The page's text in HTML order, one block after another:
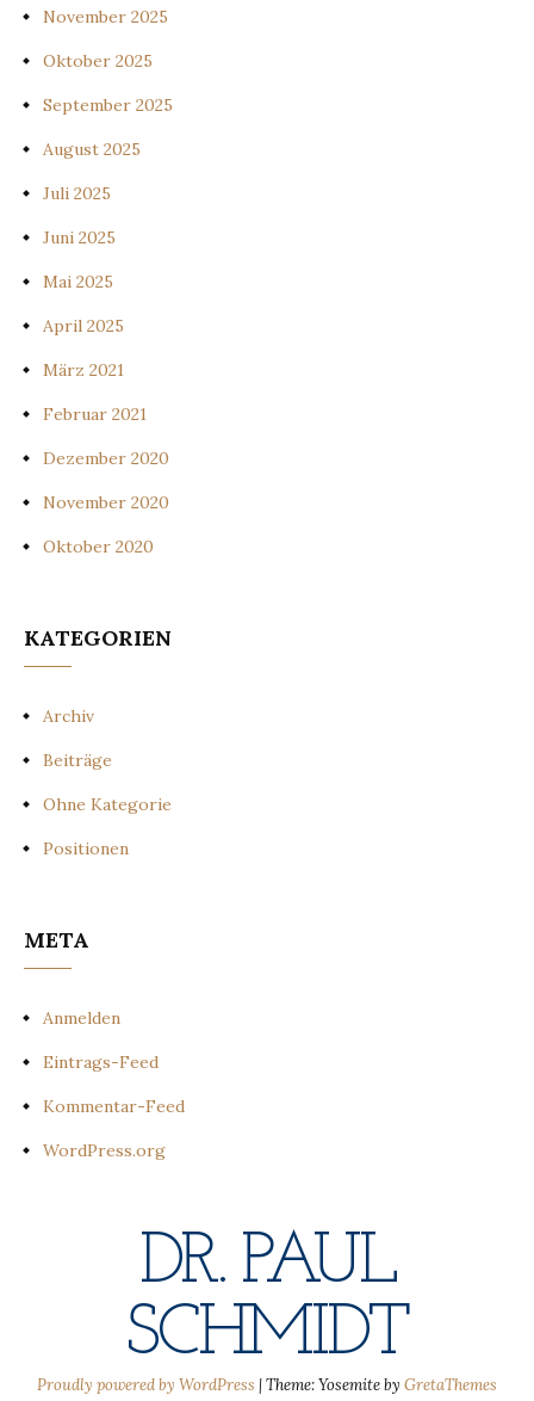
November 2025
Oktober 2025
September 2025
August 2025
Juli 2025
Juni 2025
Mai 2025
April 2025
März 2021
Februar 2021
Dezember 2020
November 2020
Oktober 2020
KATEGORIEN
Archiv
Beiträge
Ohne Kategorie
Positionen
META
Anmelden
Eintrags-Feed
Kommentar-Feed
WordPress.org
DR. PAUL
SCHMIDT
Proudly powered by WordPress |Theme: Yosemite by GretaThemes